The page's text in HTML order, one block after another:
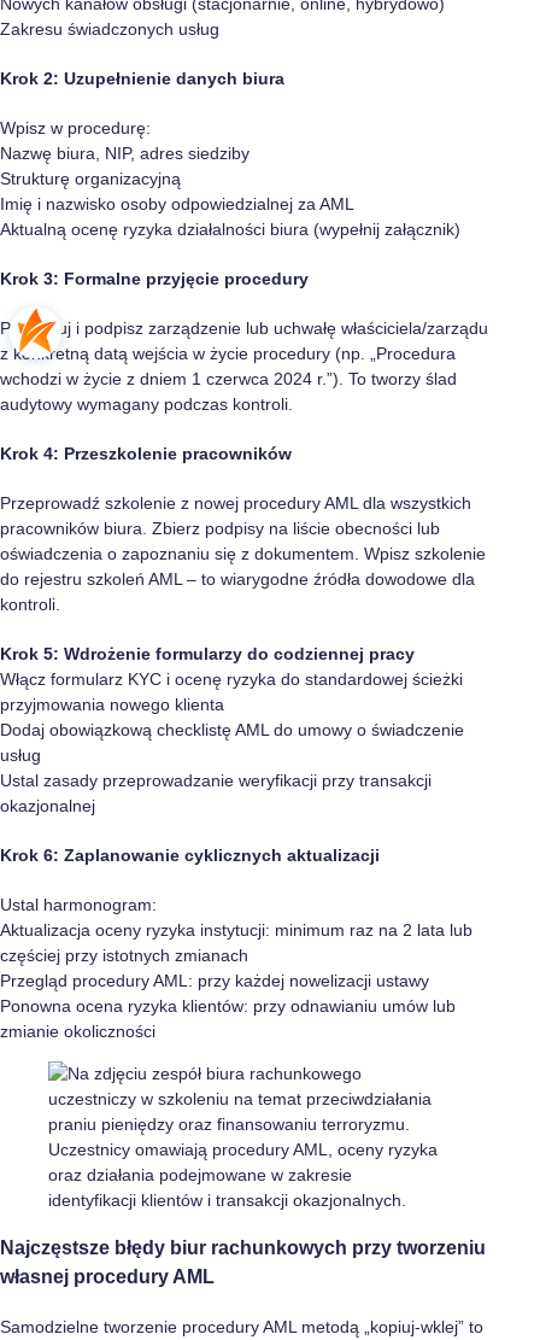
Zakresu świadczonych usług
Krok 2: Uzupełnienie danych biura
Wpisz w procedurę:
Nazwę biura, NIP, adres siedziby
Strukturę organizacyjną
Imię i nazwisko osoby odpowiedzialnej za AML
Aktualną ocenę ryzyka działalności biura (wypełnij załącznik)
Krok 3: Formalne przyjęcie procedury
Przygotuj i podpisz zarządzenie lub uchwałę właściciela/zarządu
z konkretną datą wejścia w życie procedury (np. „Procedura
wchodzi w życie z dniem 1 czerwca 2024 r.”). To tworzy ślad
audytowy wymagany podczas kontroli.
Krok 4: Przeszkolenie pracowników
Przeprowadź szkolenie z nowej procedury AML dla wszystkich
pracowników biura. Zbierz podpisy na liście obecności lub
oświadczenia o zapoznaniu się z dokumentem. Wpisz szkolenie
do rejestru szkoleń AML – to wiarygodne źródła dowodowe dla
kontroli.
Krok 5: Wdrożenie formularzy do codziennej pracy
Włącz formularz KYC i ocenę ryzyka do standardowej ścieżki
przyjmowania nowego klienta
Dodaj obowiązkową checklistę AML do umowy o świadczenie
usług
Ustal zasady przeprowadzanie weryfikacji przy transakcji
okazjonalnej
Krok 6: Zaplanowanie cyklicznych aktualizacji
Ustal harmonogram:
Aktualizacja oceny ryzyka instytucji: minimum raz na 2 lata lub
częściej przy istotnych zmianach
Przegląd procedury AML: przy każdej nowelizacji ustawy
Ponowna ocena ryzyka klientów: przy odnawianiu umów lub
zmianie okoliczności
Najczęstsze błędy biur rachunkowych przy tworzeniu
własnej procedury AML
Samodzielne tworzenie procedury AML metodą „kopiuj-wklej” to